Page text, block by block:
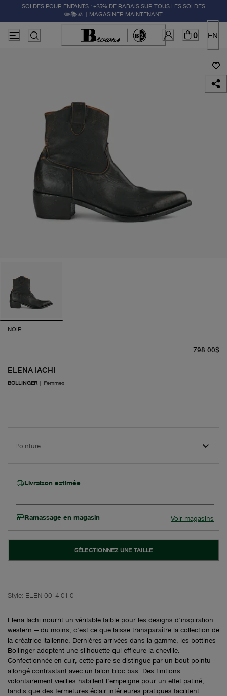
SOLDES POUR ENFANTS : +25% DE RABAIS SUR TOUS LES SOLDES
✏️📚🚸 | MAGASINER MAINTENANT
0 EN
NOIR
ELENA IACHI
BOLLINGER | Femmes
798.00$
Pointure
Livraison estimée
Ramassage en magasin Voir magasins
SÉLECTIONNEZ UNE TAILLE
Style: ELEN-0014-01-0
Elena Iachi nourrit un véritable faible pour les designs d’inspiration
western — du moins, c’est ce que laisse transparaître la collection de
la créatrice italienne. Dernières arrivées dans la gamme, les bottines
Bollinger adoptent une silhouette qui effleure la cheville.
Confectionnée en cuir, cette paire se distingue par un bout pointu
allongé contrastant avec un talon bloc bas. Des finitions
volontairement vieillies habillent l’empeigne pour un effet patiné,
tandis que des fermetures éclair intérieures pratiques facilitent